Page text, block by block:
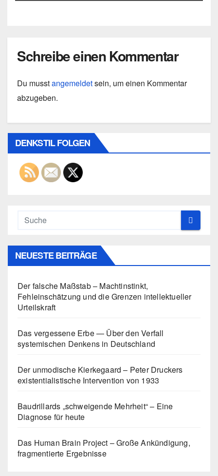
Schreibe einen Kommentar
Du musstangemeldetsein, um einen Kommentar
abzugeben.
DENKSTIL FOLGEN
NEUESTE BEITRÄGE
Der falsche Maßstab – Machtinstinkt,
Fehleinschätzung und die Grenzen intellektueller
Urteilskraft
Das vergessene Erbe — Über den Verfall
systemischen Denkens in Deutschland
Der unmodische Kierkegaard – Peter Druckers
existentialistische Intervention von 1933
Baudrillards „schweigende Mehrheit“ – Eine
Diagnose für heute
Das Human Brain Project – Große Ankündigung,
fragmentierte Ergebnisse